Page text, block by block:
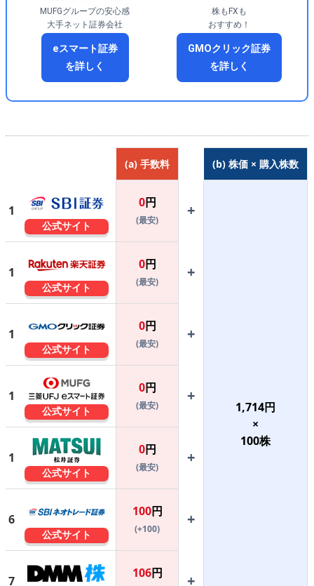
MUFGグループの安心感
大手ネット証券会社
eスマート証券
を詳しく
株もFXも
おすすめ！
GMOクリック証券
を詳しく
(a) 手数料 (b) 株価 × 購入株数
1
公式サイト
0円
(最安)
+
1,714円
×
100株
1
公式サイト
0円
(最安)
+
1
公式サイト
0円
(最安)
+
1
公式サイト
0円
(最安)
+
1
公式サイト
0円
(最安)
+
6
公式サイト
100円
(+100)
+
7
106円 +